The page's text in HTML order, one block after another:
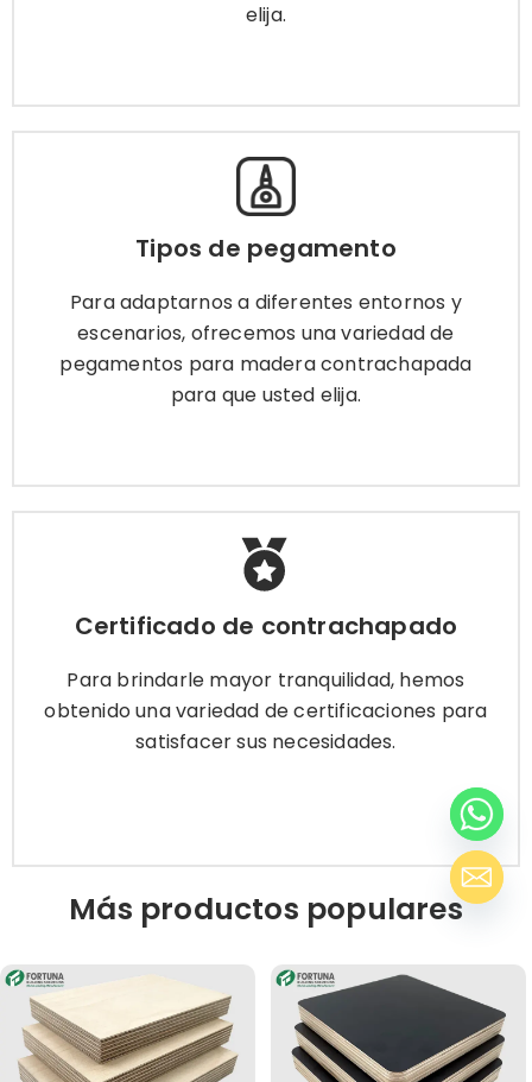
elija.
Más información
Tipos de pegamento
Para adaptarnos a diferentes entornos y
escenarios, ofrecemos una variedad de
pegamentos para madera contrachapada
para que usted elija.
Tipos de pegamento
Para adaptarnos a diferentes entornos y
escenarios, ofrecemos una variedad de
pegamentos para madera contrachapada
para que usted elija.
Más información
Certificado de contrachapado
Para brindarle mayor tranquilidad, hemos
obtenido una variedad de certificaciones para
satisfacer sus necesidades.
Certificado de contrachapado
Para brindarle mayor tranquilidad, hemos
satisfacer sus necesidades.
Más productos populares